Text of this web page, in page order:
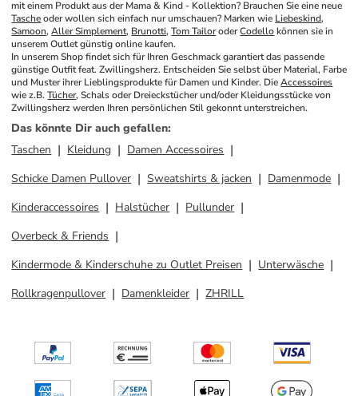
Tasche oder wollen sich einfach nur umschauen? Marken wie Liebeskind
Samoon, Aller Simplement, Brunotti, Tom Tailor oder Codello können sie in
unserem Outlet günstig online kaufen.
In unserem Shop findet sich für Ihren Geschmack garantiert das passende
günstige Outfit feat. Zwillingsherz. Entscheiden Sie selbst über Material, Farbe
und Muster ihrer Lieblingsprodukte für Damen und Kinder. Die Accessoires
wie z.B. Tücher, Schals oder Dreieckstücher und/oder Kleidungsstücke von
Zwillingsherz werden Ihren persönlichen Stil gekonnt unterstreichen.
Das könnte Dir auch gefallen:
Taschen
Kleidung
Damen Accessoires
Schicke Damen Pullover
Sweatshirts & jacken
Damenmode
Kinderaccessoires
Halstücher
Pullunder
Overbeck & Friends
Kindermode & Kinderschuhe zu Outlet Preisen
Unterwäsche
Rollkragenpullover
Damenkleider ZHRILL